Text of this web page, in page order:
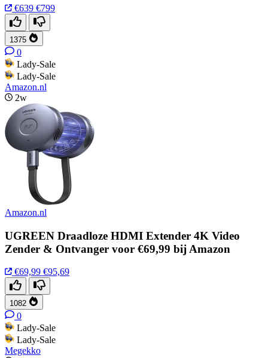
€639 €799
1375
0
Lady-Sale
Lady-Sale
Amazon.nl
2w
Amazon.nl
UGREEN Draadloze HDMI Extender 4K Video
Zender & Ontvanger voor €69,99 bij Amazon
€69,99 €95,69
1082
0
Lady-Sale
Lady-Sale
Megekko